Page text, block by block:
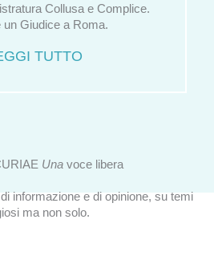
Collusa e Complice.
un Giudice a Roma.
TUTTO
Una voce libera
informazione e di opinione, su temi
ma non solo.